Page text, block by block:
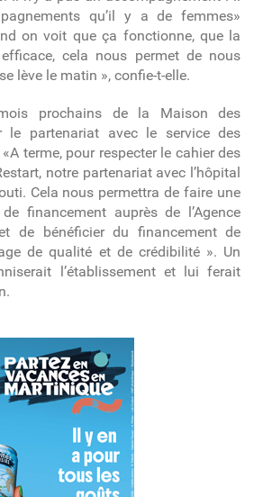
qu’il y a de femmes»
on voit que ça fonctionne, que la
cela nous permet de nous
lève le matin », confie-t-elle.
prochains de la Maison des
le partenariat avec le service des
terme, pour respecter le cahier des
notre partenariat avec l’hôpital
Cela nous permettra de faire une
financement auprès de l’Agence
de bénéficier du financement de
de qualité et de crédibilité ». Un
l’établissement et lui ferait